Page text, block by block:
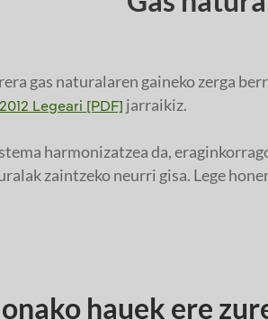
gas naturalaren gaineko zerga
Legeari [PDF] jarraikiz.
harmonizatzea da,
zaintzeko neurri gisa. Lege
hauek ere